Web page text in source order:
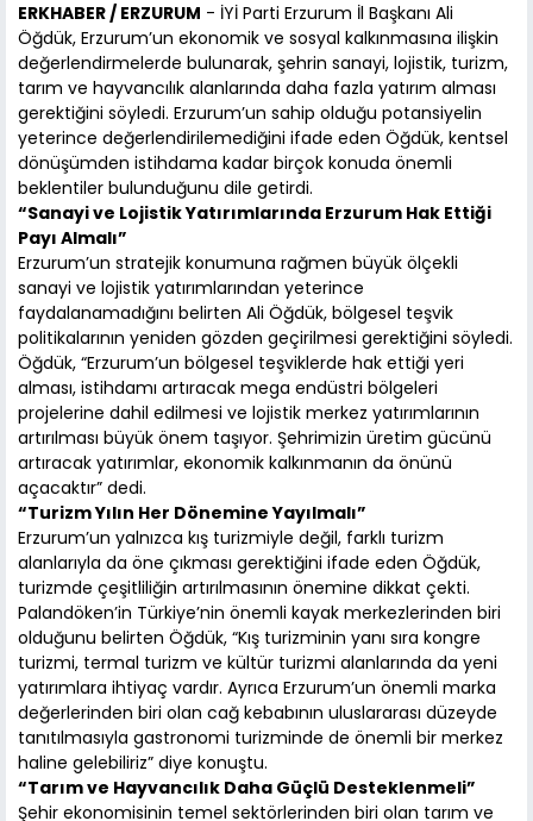
ERKHABER / ERZURUM - İYİ Parti Erzurum İl Başkanı Ali
Öğdük, Erzurum’un ekonomik ve sosyal kalkınmasına ilişkin
değerlendirmelerde bulunarak, şehrin sanayi, lojistik, turizm,
tarım ve hayvancılık alanlarında daha fazla yatırım alması
gerektiğini söyledi. Erzurum’un sahip olduğu potansiyelin
yeterince değerlendirilemediğini ifade eden Öğdük, kentsel
dönüşümden istihdama kadar birçok konuda önemli
beklentiler bulunduğunu dile getirdi.
“Sanayi ve Lojistik Yatırımlarında Erzurum Hak Ettiği
Payı Almalı”
Erzurum’un stratejik konumuna rağmen büyük ölçekli
sanayi ve lojistik yatırımlarından yeterince
faydalanamadığını belirten Ali Öğdük, bölgesel teşvik
politikalarının yeniden gözden geçirilmesi gerektiğini söyledi.
Öğdük, “Erzurum’un bölgesel teşviklerde hak ettiği yeri
alması, istihdamı artıracak mega endüstri bölgeleri
projelerine dahil edilmesi ve lojistik merkez yatırımlarının
artırılması büyük önem taşıyor. Şehrimizin üretim gücünü
artıracak yatırımlar, ekonomik kalkınmanın da önünü
açacaktır” dedi.
“Turizm Yılın Her Dönemine Yayılmalı”
Erzurum’un yalnızca kış turizmiyle değil, farklı turizm
alanlarıyla da öne çıkması gerektiğini ifade eden Öğdük,
turizmde çeşitliliğin artırılmasının önemine dikkat çekti.
Palandöken’in Türkiye’nin önemli kayak merkezlerinden biri
olduğunu belirten Öğdük, “Kış turizminin yanı sıra kongre
turizmi, termal turizm ve kültür turizmi alanlarında da yeni
yatırımlara ihtiyaç vardır. Ayrıca Erzurum’un önemli marka
değerlerinden biri olan cağ kebabının uluslararası düzeyde
tanıtılmasıyla gastronomi turizminde de önemli bir merkez
haline gelebiliriz” diye konuştu.
“Tarım ve Hayvancılık Daha Güçlü Desteklenmeli”
Şehir ekonomisinin temel sektörlerinden biri olan tarım ve